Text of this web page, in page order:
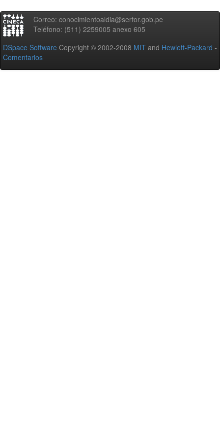
Correo: conocimientoaldia@serfor.gob.pe
Teléfono: (511) 2259005 anexo 605
DSpace Software Copyright © 2002-2008 MIT and Hewlett-Packard -
Comentarios